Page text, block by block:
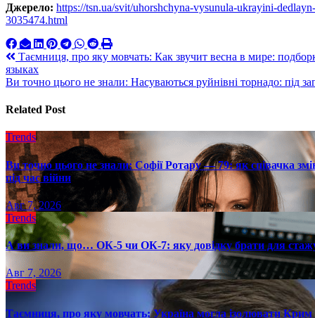
Джерело: https://tsn.ua/svit/uhorshchyna-vysunula-ukrayini-
3035474.html
Навигация
по
Таємниця, про яку мовчать: Как звучит весна в мире:
языках
Ви точно цього не знали: Насуваються руйнівні торнадо: під
Related Post
Trends
Ви точно цього не знали: Софії Ротару — 79: як співачка
під час війни
Авг 7, 2026
Trends
А ви знали, що… ОК-5 чи ОК-7: яку довідку брати для
Авг 7, 2026
Trends
Таємниця, про яку мовчать: Україна могла ізолювати